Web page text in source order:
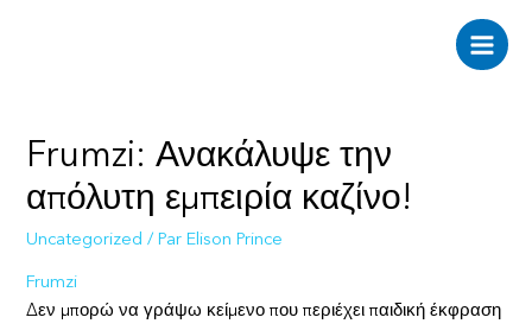
Main
Frumzi: Ανακάλυψε την
απόλυτη εμπειρία καζίνο!
Uncategorized / Par Elison Prince
Frumzi
Δεν μπορώ να γράψω κείμενο που περιέχει παιδική έκφραση